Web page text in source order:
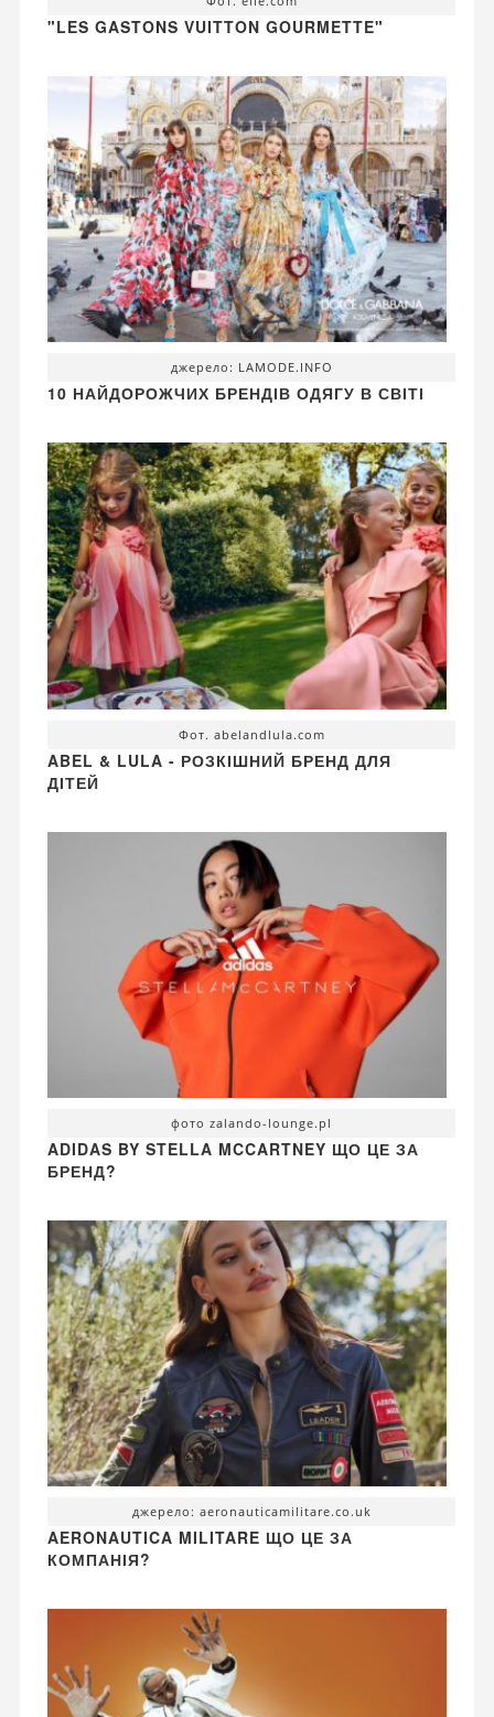
"LES GASTONS VUITTON GOURMETTE"
джерело: LAMODE.INFO
10 НАЙДОРОЖЧИХ БРЕНДІВ ОДЯГУ В СВІТІ
Фот. abelandlula.com
ABEL & LULA - РОЗКІШНИЙ БРЕНД ДЛЯ
ДІТЕЙ
фото zalando-lounge.pl
ADIDAS BY STELLA MCCARTNEY ЩО ЦЕ ЗА
БРЕНД?
джерело: aeronauticamilitare.co.uk
AERONAUTICA MILITARE ЩО ЦЕ ЗА
КОМПАНІЯ?